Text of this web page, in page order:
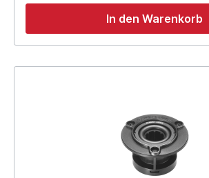
In den Warenkorb